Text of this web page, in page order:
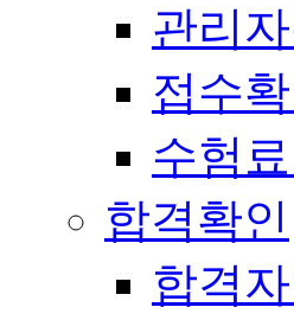
관리
접수
수험
합격확인
합격